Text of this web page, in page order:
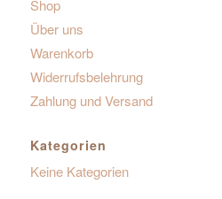
Shop
Über uns
Warenkorb
Widerrufsbelehrung
Zahlung und Versand
Kategorien
Keine Kategorien